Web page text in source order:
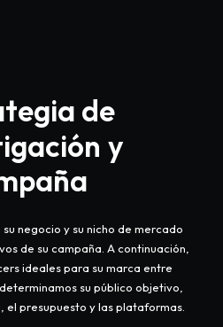
de
y
negocio y su nicho de mercado
de su campaña. A continuación,
ideales para su marca entre
su público objetivo,
el presupuesto y las plataformas.